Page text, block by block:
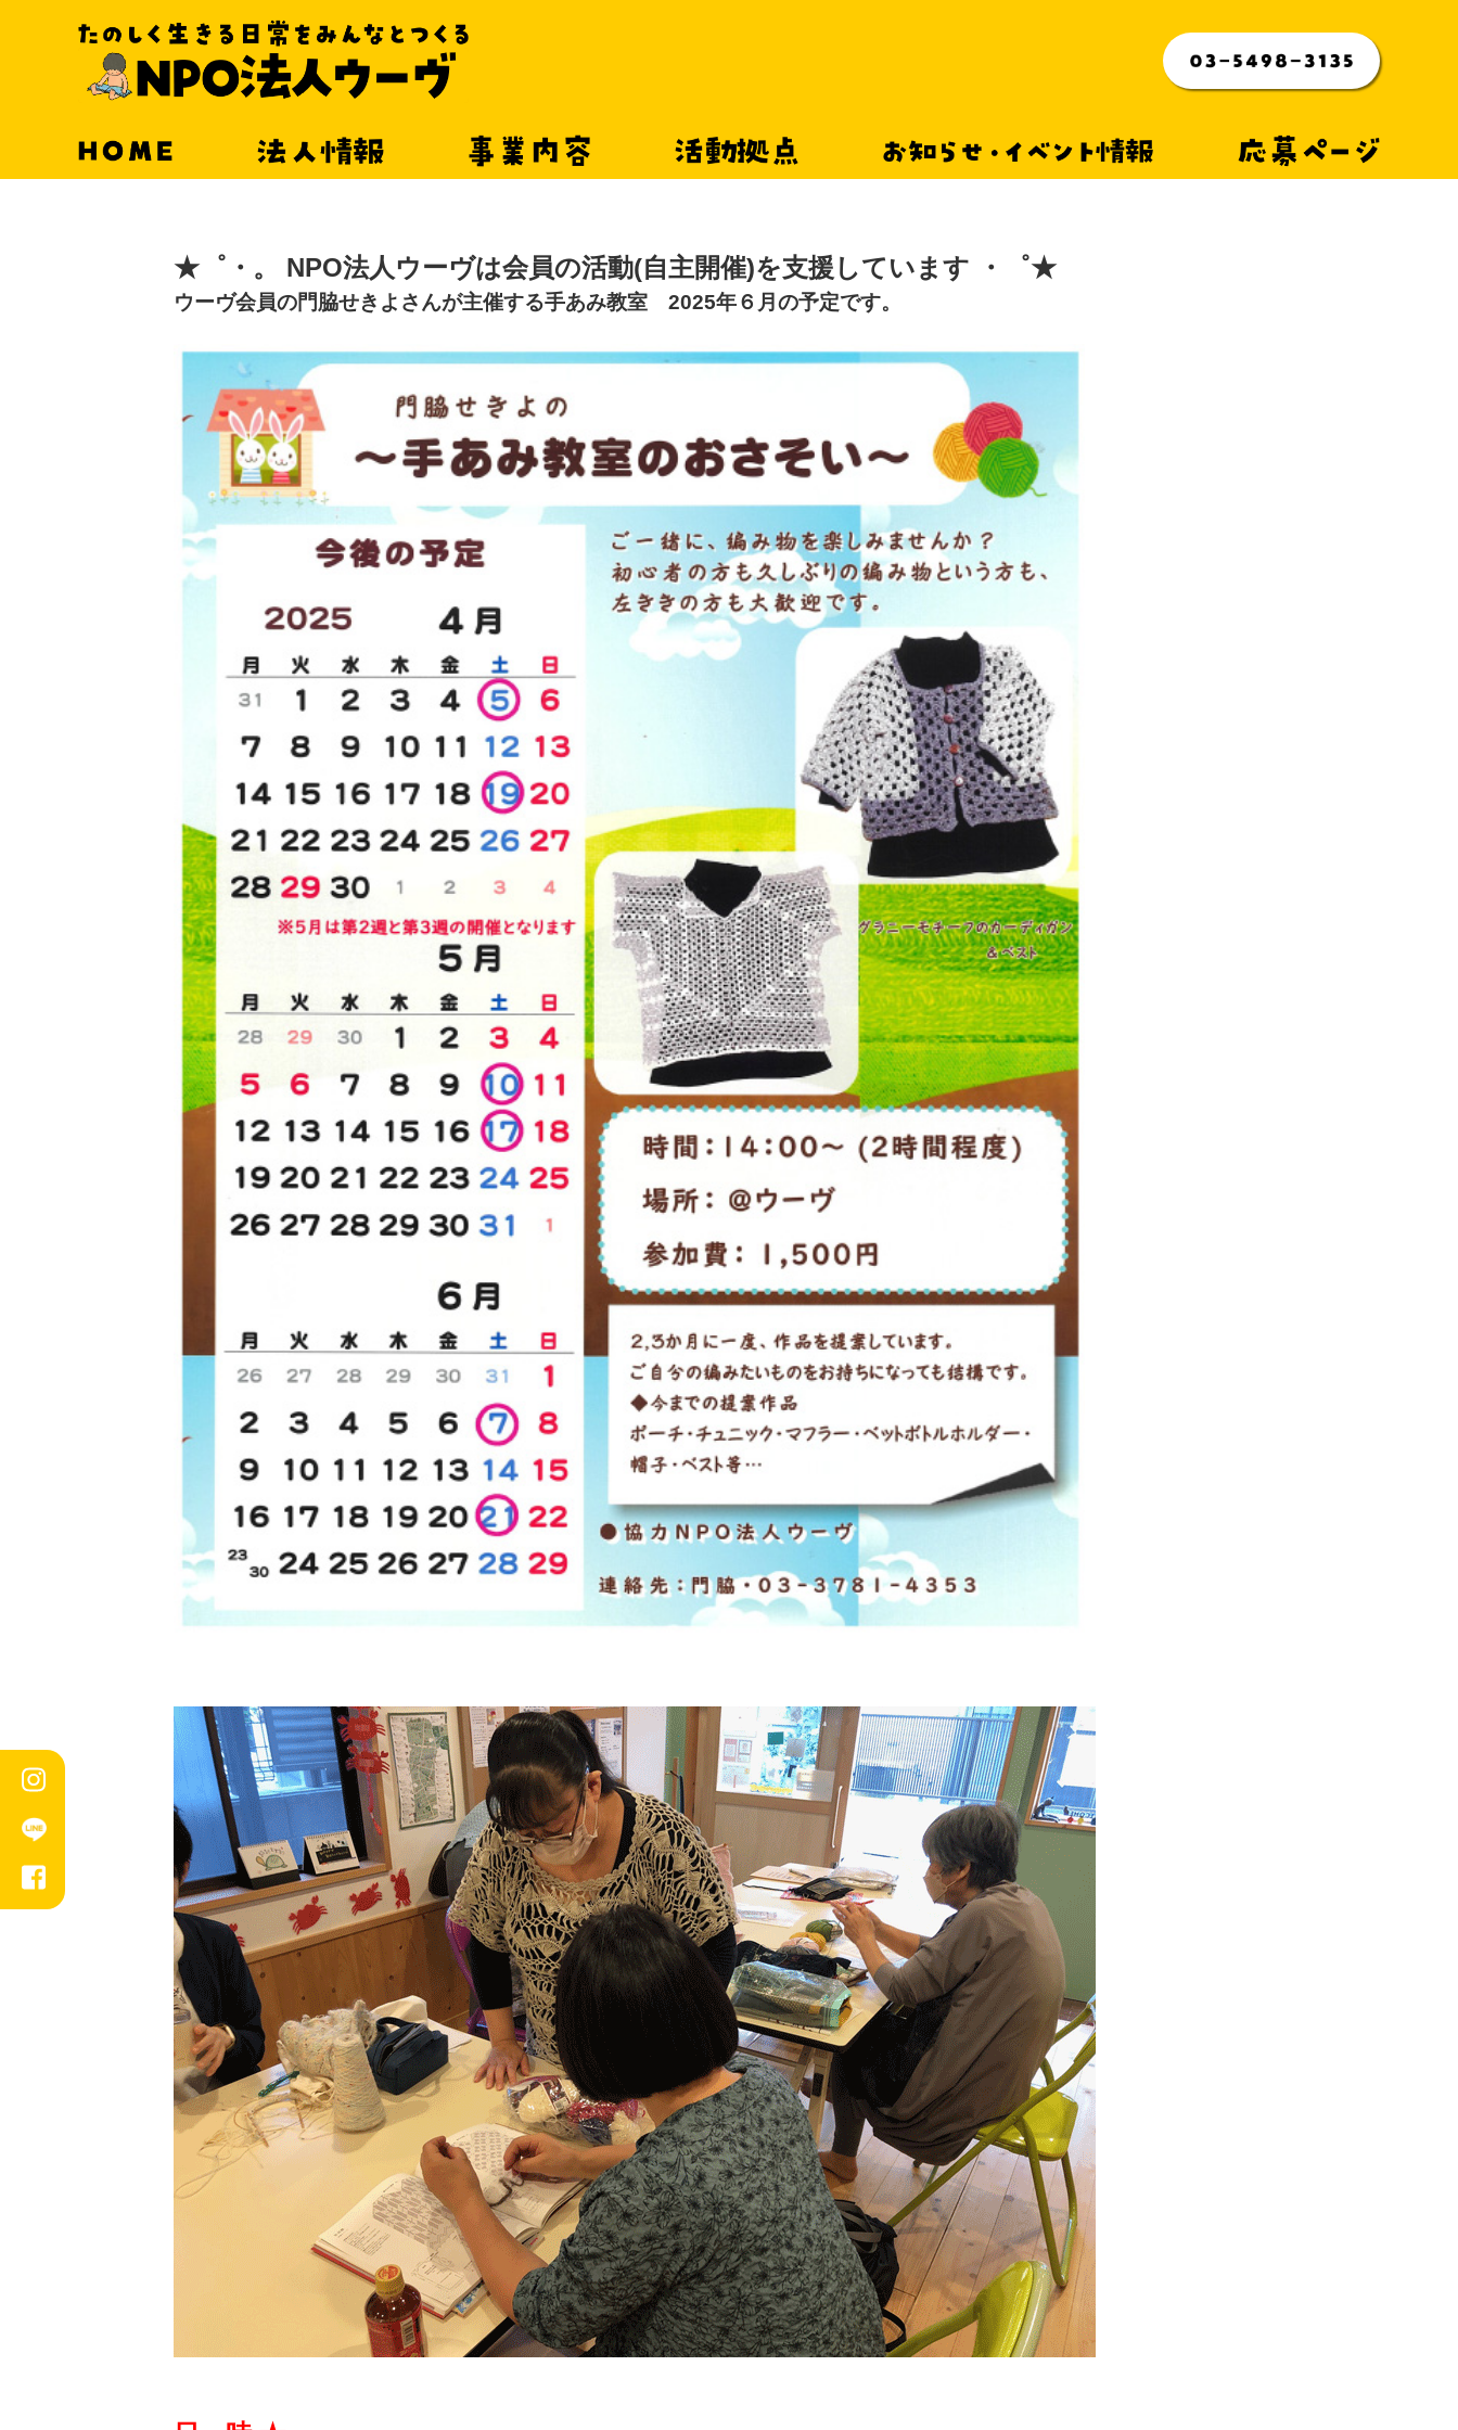
事業内容 応募ページ
手あみ教室～6月～
★゜・。 NPO法人ウーヴは会員の活動(自主開催)を支援しています ・゜★
ウーヴ会員の門脇せきよさんが主催する手あみ教室 2025年６月の予定です。